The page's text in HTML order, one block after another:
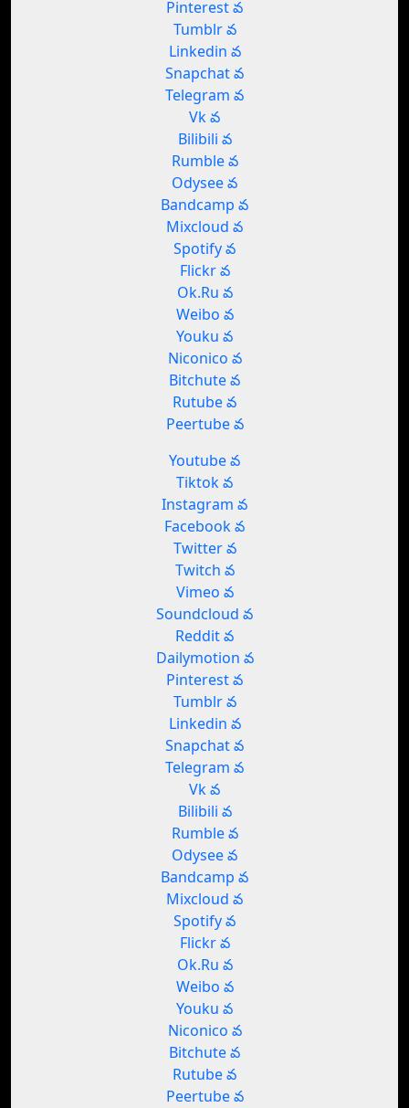
Pinterest వ
Tumblr వ
Linkedin వ
Snapchat వ
Telegram వ
Vk వ
Bilibili వ
Rumble వ
Odysee వ
Bandcamp వ
Mixcloud వ
Spotify వ
Flickr వ
Ok.Ru వ
Weibo వ
Youku వ
Niconico వ
Bitchute వ
Rutube వ
Peertube వ
Youtube వ
Tiktok వ
Instagram వ
Facebook వ
Twitter వ
Twitch వ
Vimeo వ
Soundcloud వ
Reddit వ
Dailymotion వ
Pinterest వ
Tumblr వ
Linkedin వ
Snapchat వ
Telegram వ
Vk వ
Bilibili వ
Rumble వ
Odysee వ
Bandcamp వ
Mixcloud వ
Spotify వ
Flickr వ
Ok.Ru వ
Weibo వ
Youku వ
Niconico వ
Bitchute వ
Rutube వ
Peertube వ